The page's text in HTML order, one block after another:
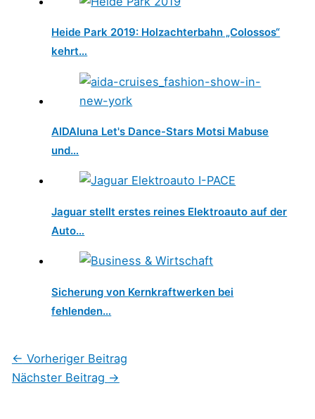
Heide Park 2019: Holzachterbahn „Colossos“
kehrt…
AIDAluna Let's Dance-Stars Motsi Mabuse
und…
Jaguar stellt erstes reines Elektroauto auf der
Auto…
Sicherung von Kernkraftwerken bei
fehlenden…
← Vorheriger Beitrag
Nächster Beitrag →